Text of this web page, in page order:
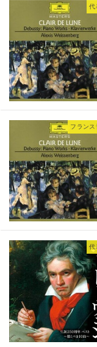
代
フランス
代